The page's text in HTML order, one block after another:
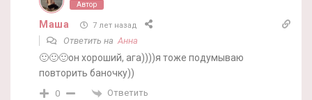
Автор
Маша 7 лет назад
Ответить наАнна
🙂🙂🙂он хороший, ага))))я тоже подумываю
повторить баночку))
0 Ответить